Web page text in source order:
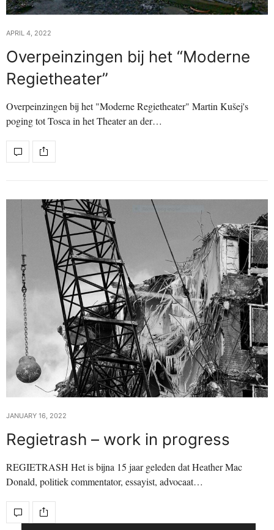
APRIL 4, 2022
Overpeinzingen bij het “Moderne
Regietheater”
Overpeinzingen bij het "Moderne Regietheater" Martin Kušej's
poging tot Tosca in het Theater an der…
JANUARY 16, 2022
Regietrash – work in progress
REGIETRASH Het is bijna 15 jaar geleden dat Heather Mac
Donald, politiek commentator, essayist, advocaat…